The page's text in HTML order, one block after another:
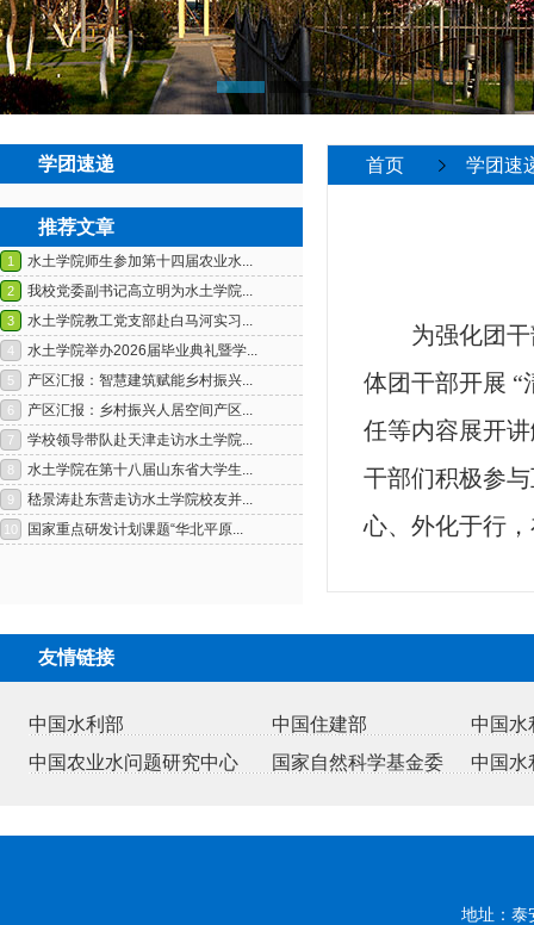
学团速递
推荐文章
首页 学团速
为强化团
体团干部开展 “
任等内容展开
干部们积极参
心、外化于行
友情链接
中国水利部 中国住建部
中国水
中国农业水问题研究中心
国家自然科学基金委 中国水
地址：泰